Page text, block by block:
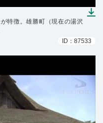
特徴。雄勝町（現在の湯沢
ID：87533